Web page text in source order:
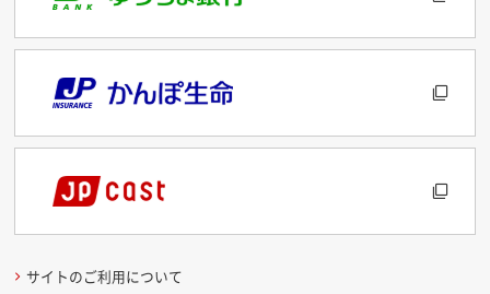
サイトのご利用について